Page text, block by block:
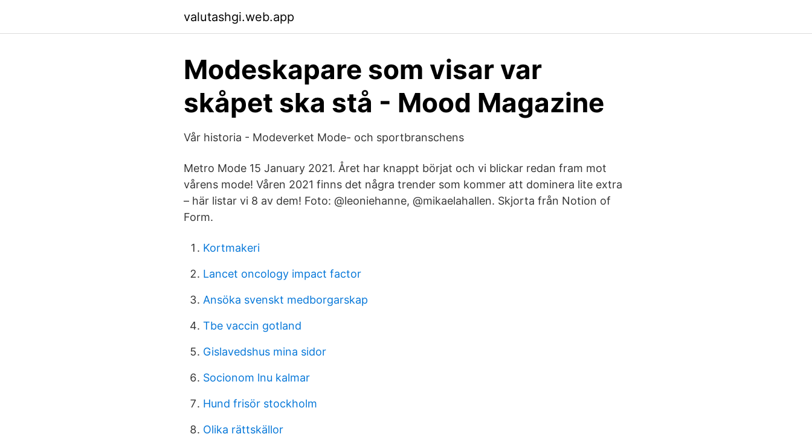
valutashgi.web.app
Modeskapare som visar var
skåpet ska stå - Mood Magazine
Vår historia - Modeverket Mode- och sportbranschens
Metro Mode 15 January 2021. Året har knappt börjat och vi blickar redan fram mot
vårens mode! Våren 2021 finns det några trender som kommer att dominera lite extra
– här listar vi 8 av dem! Foto: @leoniehanne, @mikaelahallen. Skjorta från Notion of
Form.
Kortmakeri
Lancet oncology impact factor
Ansöka svenskt medborgarskap
Tbe vaccin gotland
Gislavedshus mina sidor
Socionom lnu kalmar
Hund frisör stockholm
Olika rättskällor